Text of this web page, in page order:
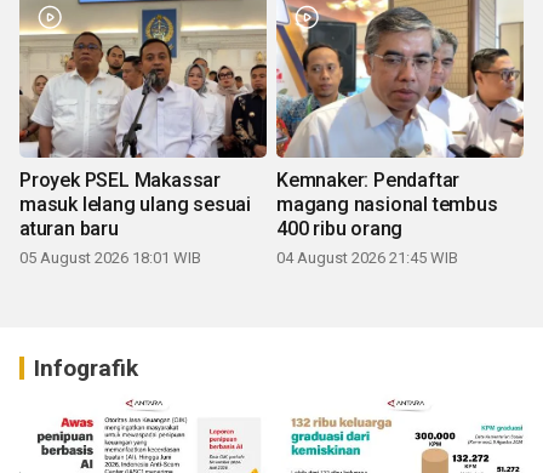
Proyek PSEL Makassar
masuk lelang ulang sesuai
aturan baru
05 August 2026 18:01 WIB
Kemnaker: Pendaftar
magang nasional tembus
400 ribu orang
04 August 2026 21:45 WIB
Infografik